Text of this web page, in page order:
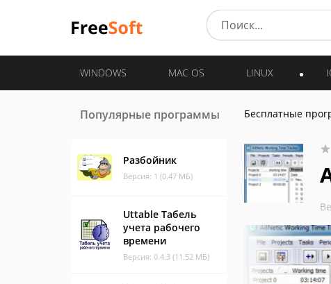
WINDOWS MAC OS LINUX
Популярные программы
Разбойник
Версия: 1 (0.47 МБ)
Uttable Табель
учета рабочего
времени
Версия: 0.4.3 (11.52 МБ)
Бесплатные